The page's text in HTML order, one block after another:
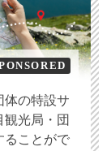
体の特設サ
光局・団
ることがで